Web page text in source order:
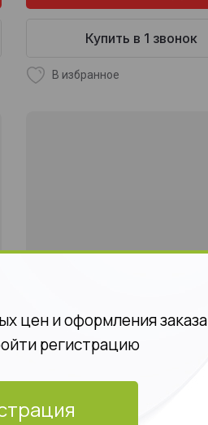
цен и оформления заказа
регистрацию
Купить в 1 звонок
В избранное
«Charming» 50мл,Dilis